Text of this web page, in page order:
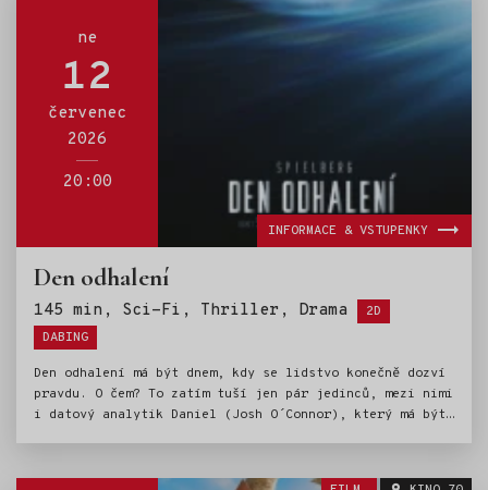
ne
12
červenec
2026
20:00
Den odhalení
145 min, Sci-Fi, Thriller, Drama Štítky:
2D
DABING
Den odhalení má být dnem, kdy se lidstvo konečně dozví
pravdu. O čem? To zatím tuší jen pár jedinců, mezi nimi
i datový analytik Daniel (Josh O´Connor), který má být
informací zabránit. Za každou cenu. Mají pro to celou
INFORMACE & VSTUPENKY